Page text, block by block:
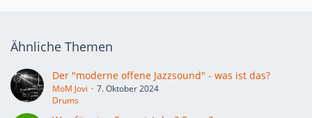
Ähnliche Themen
Der "moderne offene Jazzsound" - was ist das?
MoM Jovi
7. Oktober 2024
Drums